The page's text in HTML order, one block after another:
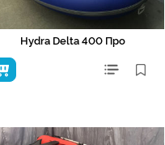
Hydra Delta 400 Про